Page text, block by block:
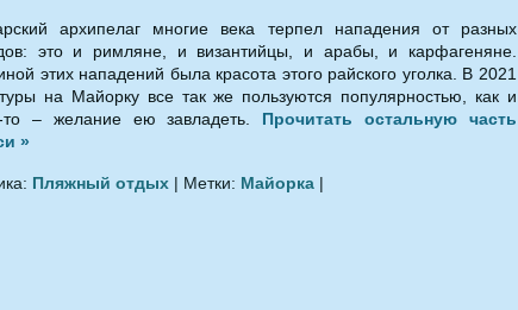
архипелаг многие века терпел нападения от разных
это и римляне, и византийцы, и арабы, и карфагеняне.
этих нападений была красота этого райского уголка. В 2021
на Майорку все так же пользуются популярностью, как и
то – желание ею завладеть. Прочитать остальную часть
»
Пляжный отдых | Метки: Майорка |